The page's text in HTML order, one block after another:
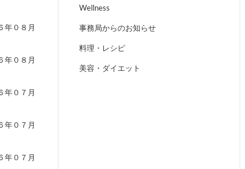
年０８月
年０８月
年０７月
年０７月
年０７月
Wellness
事務局からのお知らせ
料理・レシピ
美容・ダイエット